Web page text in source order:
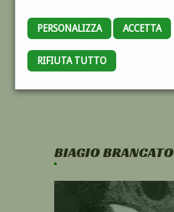
PERSONALIZZA ACCETTA
RIFIUTA TUTTO
BIAGIO BRANCATO